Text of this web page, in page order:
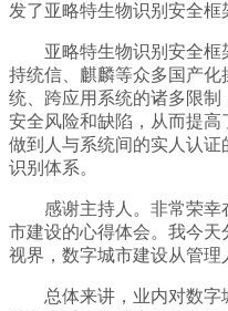
发了亚略特生物识别安全框
亚略特生物识别安全框
持统信、麒麟等众多国产
统、跨应用系统的诸多限
安全风险和缺陷，从而提高
做到人与系统间的实人认
识别体系。
感谢主持人。非常荣幸
市建设的心得体会。我今
视界，数字城市建设从管理
总体来讲，业内对数字